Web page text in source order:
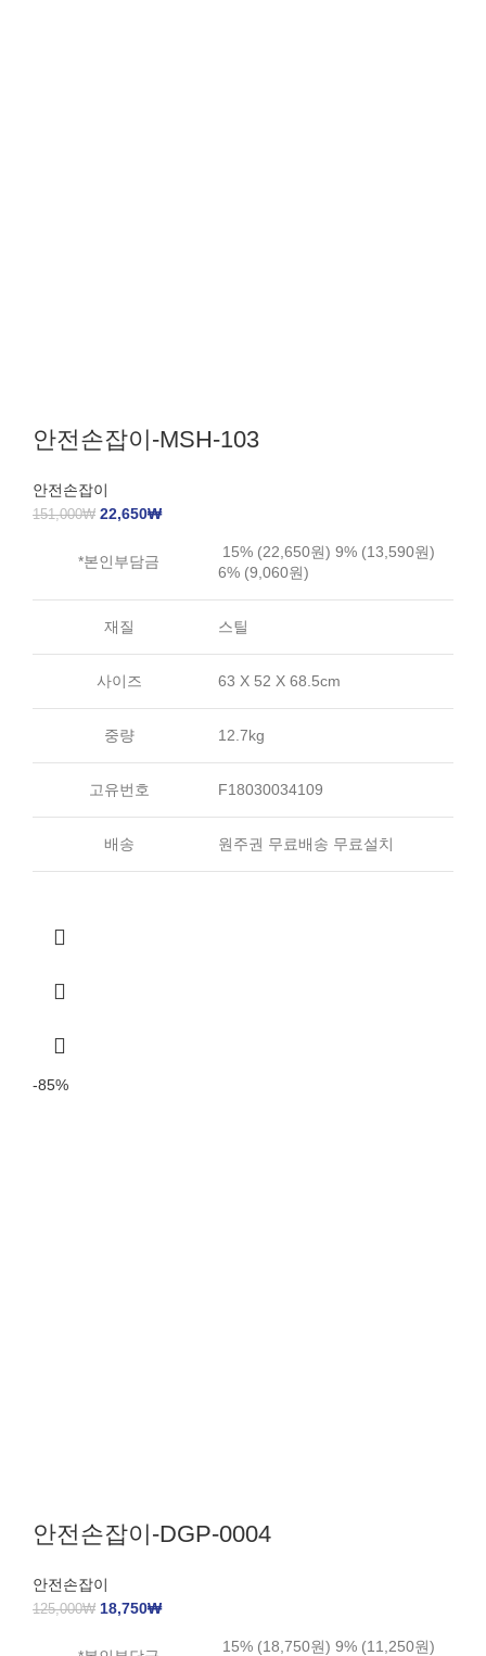
안전손잡이-MSH-103
안전손잡이
151,000₩ 22,650₩
*본인부담금
15% (22,650원) 9% (13,590원)
6% (9,060원)
재질 스틸
사이즈 63 X 52 X 68.5cm
중량 12.7kg
고유번호 F18030034109
배송 원주권 무료배송 무료설치
-85%
안전손잡이-DGP-0004
안전손잡이
125,000₩ 18,750₩
15% (18,750원) 9% (11,250원)